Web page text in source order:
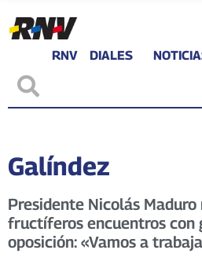
RNV DIALES
Galíndez
Presidente Nicolás
fructíferos encuentros con
oposición: «Vamos a